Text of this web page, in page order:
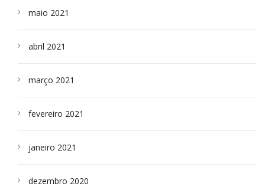
maio 2021
abril 2021
março 2021
fevereiro 2021
janeiro 2021
dezembro 2020